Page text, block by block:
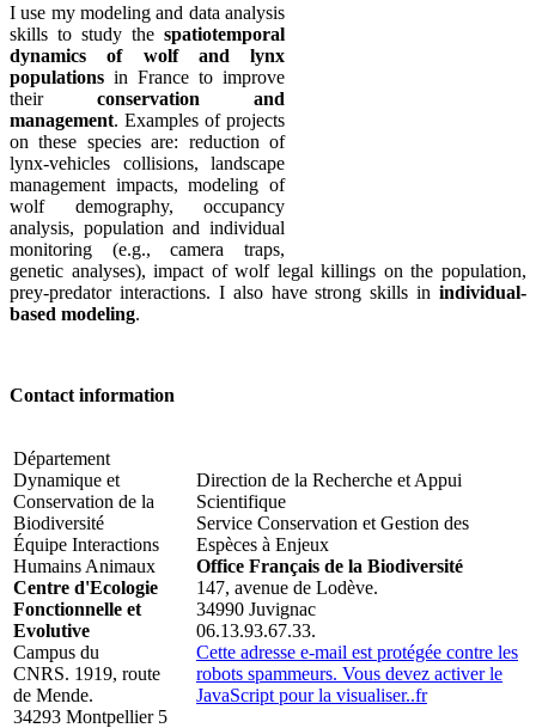
I use my modeling and data analysis
skills to study the spatiotemporal
dynamics of wolf and lynx
populations in France to improve
their conservation and
management. Examples of projects
on these species are: reduction of
lynx-vehicles collisions, landscape
management impacts, modeling of
wolf demography, occupancy
analysis, population and individual
monitoring (e.g., camera traps,
genetic analyses), impact of wolf legal killings on the population,
prey-predator interactions. I also have strong skills in individual-
based modeling.
Contact information
Département
Dynamique et
Conservation de la
Biodiversité
Équipe Interactions
Humains Animaux
Centre d'Ecologie
Fonctionnelle et
Evolutive
Campus du
CNRS. 1919, route
de Mende.
34293 Montpellier 5
Direction de la Recherche et Appui
Scientifique
Service Conservation et Gestion des
Espèces à Enjeux
Office Français de la Biodiversité
147, avenue de Lodève.
34990 Juvignac
06.13.93.67.33.
Cette adresse e-mail est protégée contre les
robots spammeurs. Vous devez activer le
JavaScript pour la visualiser..fr